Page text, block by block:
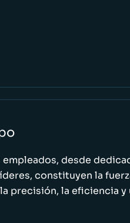
empleados, desde
constituyen la
precisión, la eficiencia